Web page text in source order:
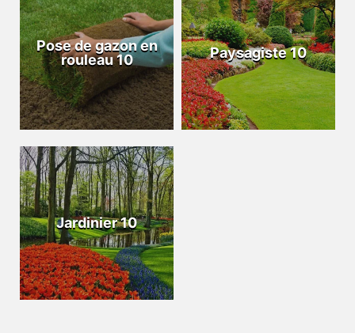
Pose de gazon en
rouleau 10
Paysagiste 10
Jardinier 10